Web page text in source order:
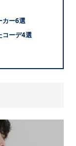
カー6選
コーデ4選